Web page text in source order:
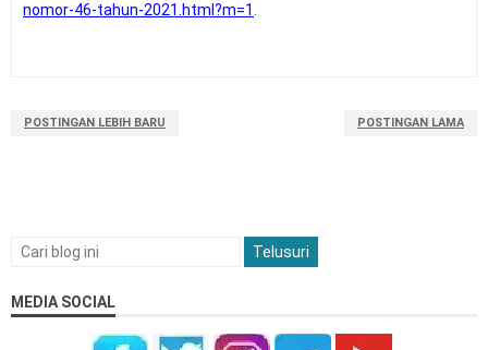
nomor-46-tahun-2021.html?m=1 .
POSTINGAN LEBIH BARU POSTINGAN LAMA
MEDIA SOCIAL